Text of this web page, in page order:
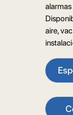
aire,